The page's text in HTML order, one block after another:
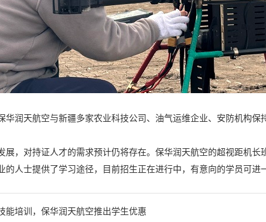
华润天航空与新疆多家农业科技公司、油气运维企业、安防机构保
展，对持证人才的需求预计仍将存在。保华润天航空的超视距机
的人士提供了学习途径，目前招生正在进行中，有意向的学员可进
能培训，保华润天航空推出学生优惠